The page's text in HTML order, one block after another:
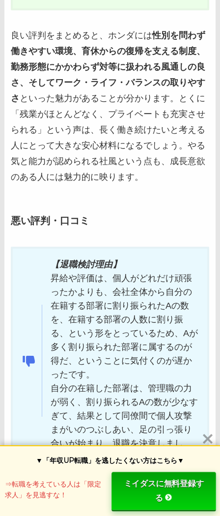
良い評判をまとめると、ホンダには性別を問わず
働きやすい環境、育休からの復帰を支える制度、
勤務形態にかかわらず対等に扱われる風通しの良
さ、そしてワーク・ライフ・バランスの取りやす
さ といった魅力があることが分かります。とくに
「残業がほとんどなく、プライベートも充実させ
られる」という声は、長く働き続けたいと考える
人にとって大きな安心材料になるでしょう。やる
気と能力が認められる社風という点も、成長意欲
のある人には魅力的に映ります。
悪い評判・口コミ
【退職検討理由】
昇給や評価は、個人がどれだけ頑張
ったかよりも、会社全体から自分の
在籍する部署に割り振られたAの数
を、在籍する部署の人数に割り振
る、という形をとっているため、Aが
多く割り振られた部署に属するのが
得だ、ということに気付くのが遅か
ったです。
自分の在籍した部署は、管理職の力
が弱く、割り振られるAの数が少なす
ぎて、結果として同僚間で個人攻撃
まがいのつぶしあい、足の引っ張り
合いが始まり、退職を決意しまし
た。
▼「年収UP転職」を逃したくない方はこちら▼
⇒転職を考えている人は「限定
求人」を見逃すな！
ミイダスに無料登録す
る